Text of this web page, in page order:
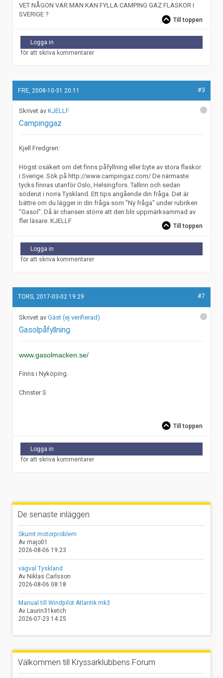
VET NÅGON VAR MAN KAN FYLLA CAMPING GAZ FLASKOR I
SVERIGE ?
Till toppen
Logga in
för att skriva kommentarer
FRE, 2008-10-31 20:11 #3
KJELLF
Campinggaz
Kjell Fredgren:
Högst osäkert om det finns påfyllning eller byte av stora flaskor
i Sverige. Sök på http://www.campingaz.com/ De närmaste
tycks finnas utanför Oslo, Helsingfors. Tallinn och sedan
söderut i norra Tyskland. Ett tips angående din fråga. Det är
bättre om du lägger in din fråga som "Ny fråga" under rubriken
"Gasol". Då är chansen större att den blir uppmärksammad av
fler läsare. KJELLF
Till toppen
Logga in
för att skriva kommentarer
TORS, 2017-03-02 19:29 #7
Gäst (ej verifierad)
Gasolpåfyllning
www.gasolmacken.se/
Finns i Nyköping.
Christer S
Till toppen
Logga in
för att skriva kommentarer
De senaste inläggen
Skumt motorproblem
Av majo01
2026-08-06 19:23
vägval Tyskland
Av Niklas.Carlsson
2026-08-06 08:18
Manual till Windpilot Atlantik mk3
Av Laurin31ketch
2026-07-23 14:25
Välkommen till Kryssarklubbens Forum